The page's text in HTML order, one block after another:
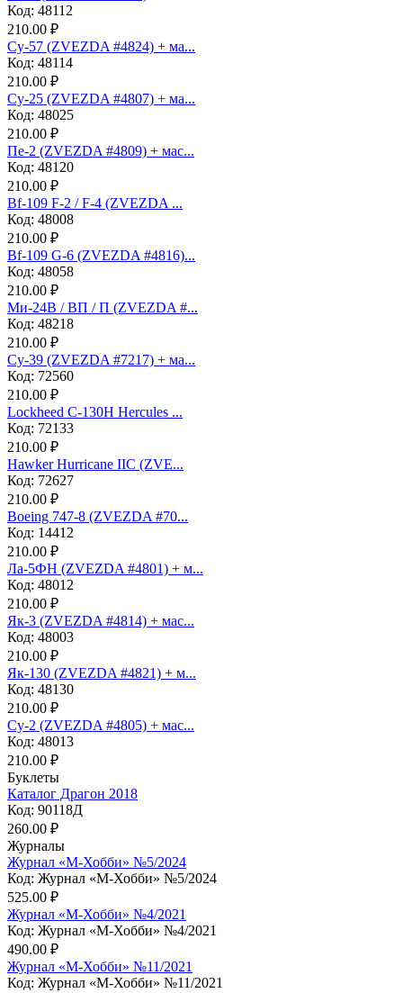
Код: 48112
210.00 ₽
Су-57 (ZVEZDA #4824) + ма...
Код: 48114
210.00 ₽
Су-25 (ZVEZDA #4807) + ма...
Код: 48025
210.00 ₽
Пе-2 (ZVEZDA #4809) + мас...
Код: 48120
210.00 ₽
Bf-109 F-2 / F-4 (ZVEZDA ...
Код: 48008
210.00 ₽
Bf-109 G-6 (ZVEZDA #4816)...
Код: 48058
210.00 ₽
Ми-24В / ВП / П (ZVEZDA #...
Код: 48218
210.00 ₽
Су-39 (ZVEZDA #7217) + ма...
Код: 72560
210.00 ₽
Lockheed C-130H Hercules ...
Код: 72133
210.00 ₽
Hawker Hurricane IIC (ZVE...
Код: 72627
210.00 ₽
Boeing 747-8 (ZVEZDA #70...
Код: 14412
210.00 ₽
Ла-5ФН (ZVEZDA #4801) + м...
Код: 48012
210.00 ₽
Як-3 (ZVEZDA #4814) + мас...
Код: 48003
210.00 ₽
Як-130 (ZVEZDA #4821) + м...
Код: 48130
210.00 ₽
Су-2 (ZVEZDA #4805) + мас...
Код: 48013
210.00 ₽
Буклеты
Каталог Драгон 2018
Код: 90118Д
260.00 ₽
Журналы
Журнал «М-Хобби» №5/2024
Код: Журнал «М-Хобби» №5/2024
525.00 ₽
Журнал «М-Хобби» №4/2021
Код: Журнал «М-Хобби» №4/2021
490.00 ₽
Журнал «М-Хобби» №11/2021
Код: Журнал «М-Хобби» №11/2021